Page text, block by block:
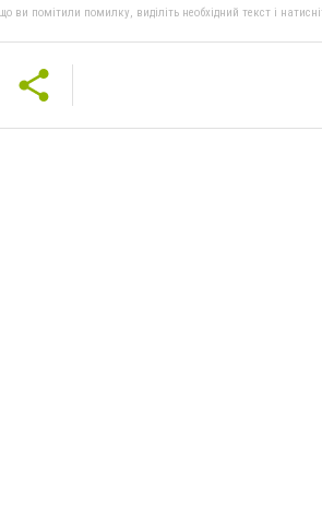
ви помітили помилку, виділіть необхідний текст і